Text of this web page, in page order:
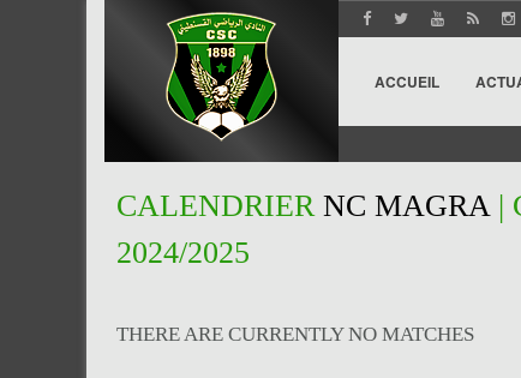
ACCUEIL
CALENDRIER NC MAGRA|
2024/2025
THERE ARE CURRENTLY NO MATCHES